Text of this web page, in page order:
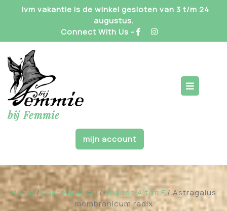
Ivm vakantie is de winkel gesloten van 3 t/m 24
augustus.
Connect With Us -
bij Femmie
mijn account
Home / Losse kruiden/Kruiden A t/m F / Astragalus
membranicum radix